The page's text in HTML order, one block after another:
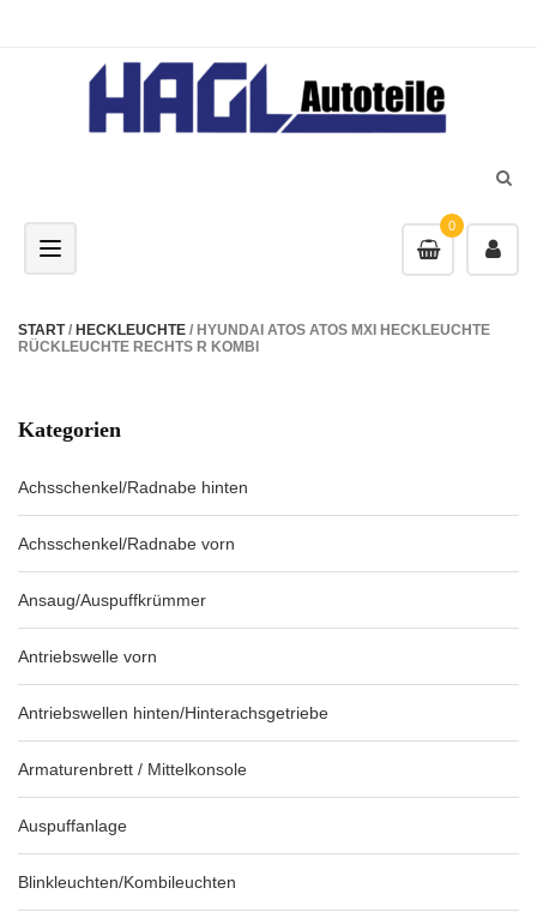
0
Toggle navigation
START/ HECKLEUCHTE / HYUNDAI ATOS ATOS MXI HECKLEUCHTE
RÜCKLEUCHTE RECHTS R KOMBI
Kategorien
Achsschenkel/Radnabe hinten
Achsschenkel/Radnabe vorn
Ansaug/Auspuffkrümmer
Antriebswelle vorn
Antriebswellen hinten/Hinterachsgetriebe
Armaturenbrett / Mittelkonsole
Auspuffanlage
Blinkleuchten/Kombileuchten